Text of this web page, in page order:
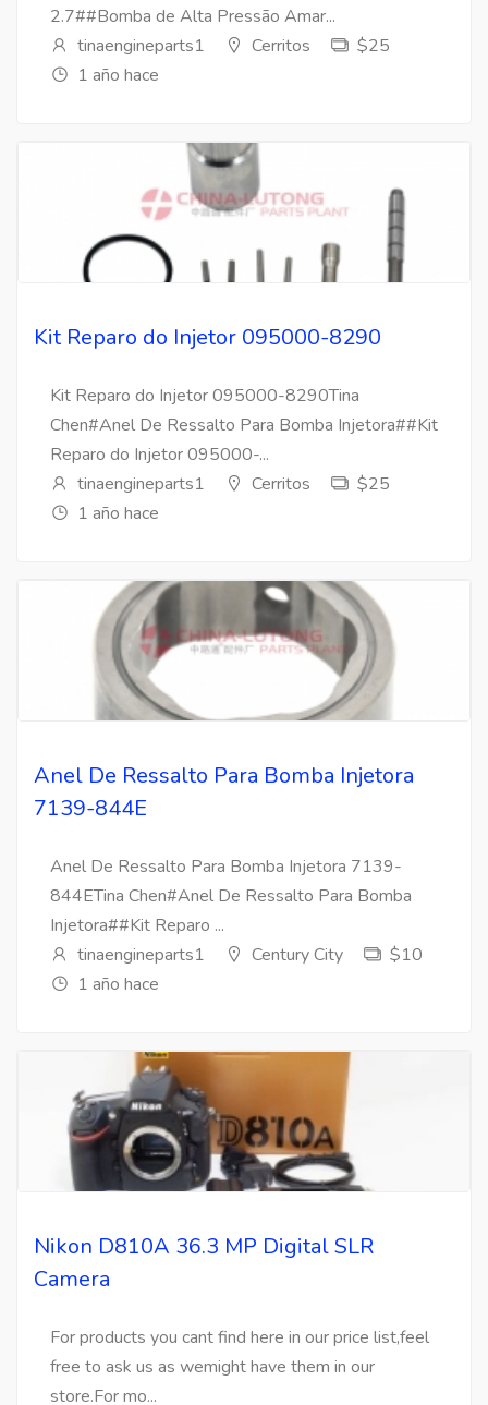
2.7##Bomba de Alta Pressão Amar...
tinaengineparts1
Cerritos
$25
1 año hace
Kit Reparo do Injetor 095000-8290
Kit Reparo do Injetor 095000-8290Tina
Chen#Anel De Ressalto Para Bomba Injetora##Kit
Reparo do Injetor 095000-...
tinaengineparts1
Cerritos
$25
1 año hace
Anel De Ressalto Para Bomba Injetora
7139-844E
Anel De Ressalto Para Bomba Injetora 7139-
844ETina Chen#Anel De Ressalto Para Bomba
Injetora##Kit Reparo ...
tinaengineparts1
Century City
$10
1 año hace
Nikon D810A 36.3 MP Digital SLR
Camera
For products you cant find here in our price list,feel
free to ask us as wemight have them in our
store.For mo...